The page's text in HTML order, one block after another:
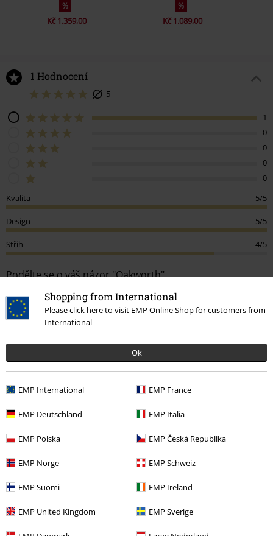
Shopping from International
Please click here to visit EMP Online Shop for customers from
International
Ok
EMP International EMP France
EMP Deutschland EMP Italia
EMP Polska EMP Česká Republika
EMP Norge EMP Schweiz
EMP Suomi EMP Ireland
EMP United Kingdom EMP Sverige
%
Kč 1.359,00
%
Kč 1.089,00
1 Hodnocení
5
1
0
0
0
0
Kvalita
5/5
Design 5/5
Střih 4/5
Podělte se o váš názor "Oakworth".
Napsat hodnocení
How do reviews work?
Publikováno: Úterý, 09.07.2019
Trenýrky vypadají stejně, jako na fotce. Střih Ok, materiál dobrý.